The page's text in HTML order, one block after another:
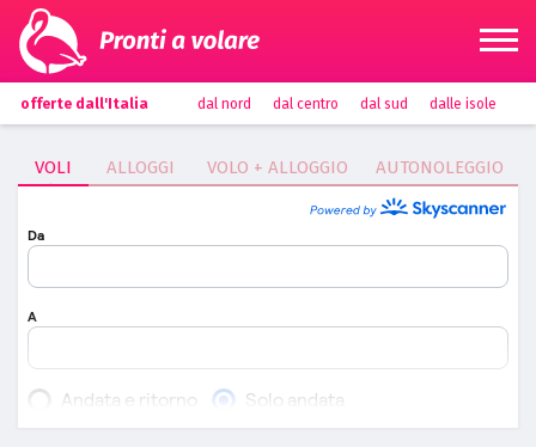
offerte dall'Italia dal nord dal centro dal sud dalle isole
VOLI ALLOGGI VOLO + ALLOGGIO AUTONOLEGGIO